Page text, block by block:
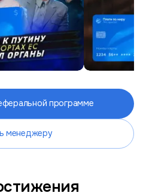
программе
менеджеру